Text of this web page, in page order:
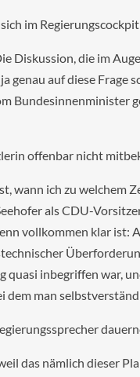
im
Diskussion, die im
genau auf diese Frage
Bundesinnenminister
offenbar nicht
wann ich zu welchem
als CDU-
vollkommen klar ist:
quasi inbegriffen war,
dem man
das nämlich dieser